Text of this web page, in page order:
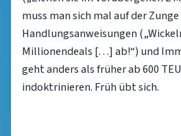
muss man sich mal auf der
Handlungsanweisungen
Millionendeals […] ab!“) und
geht anders als früher ab 600
indoktrinieren. Früh übt sich.